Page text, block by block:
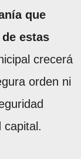
que
estas
crecerá
orden ni
capital.